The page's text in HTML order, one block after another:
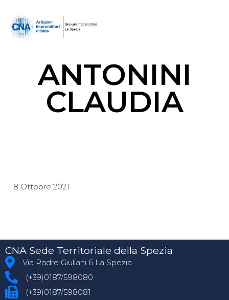
ANTONINI
CLAUDIA
18 Ottobre 2021
CNA Sede Territoriale della Spezia
Via Padre Giuliani 6 La Spezia
(+39)0187/598080
(+39)0187/598081